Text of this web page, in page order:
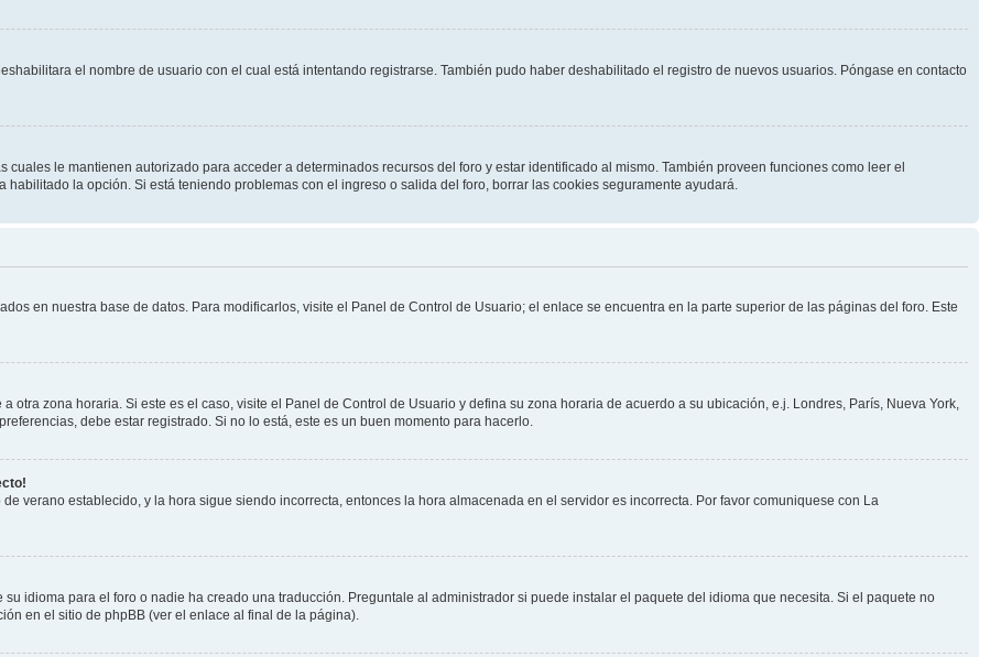
el nombre de usuario con el cual está intentando registrarse. También pudo haber deshabilitado el registro de nuevos usuarios. Póngase en contacto
le mantienen autorizado para acceder a determinados recursos del foro y estar identificado al mismo. También proveen funciones como leer el
la opción. Si está teniendo problemas con el ingreso o salida del foro, borrar las cookies seguramente ayudará.
en nuestra base de datos. Para modificarlos, visite el Panel de Control de Usuario; el enlace se encuentra en la parte superior de las páginas del foro. Este
otra zona horaria. Si este es el caso, visite el Panel de Control de Usuario y defina su zona horaria de acuerdo a su ubicación, e.j. Londres, París, Nueva York,
debe estar registrado. Si no lo está, este es un buen momento para hacerlo.
verano establecido, y la hora sigue siendo incorrecta, entonces la hora almacenada en el servidor es incorrecta. Por favor comuniquese con La
idioma para el foro o nadie ha creado una traducción. Preguntale al administrador si puede instalar el paquete del idioma que necesita. Si el paquete no
en el sitio de phpBB (ver el enlace al final de la página).